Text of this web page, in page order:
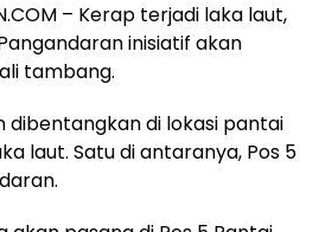
– Kerap terjadi laka laut,
inisiatif akan
tambang.
dibentangkan di lokasi pantai
laut. Satu di antaranya, Pos 5